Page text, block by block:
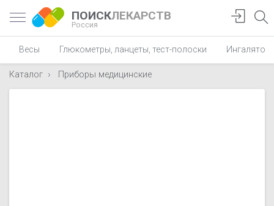
ПОИСКЛЕКАРСТВ
Россия
Весы Глюкометры, ланцеты, тест-полоски
Каталог Приборы медицинские